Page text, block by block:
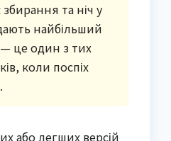
та ніч у
найбільший
— це один з тих
коли поспіх
або легших версій